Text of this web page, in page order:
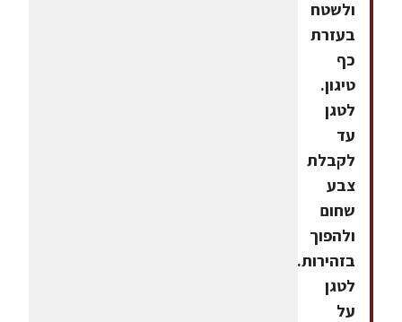
ולשטח
בעזרת
כף
טיגון.
לטגן
עד
לקבלת
צבע
שחום
ולהפוך
בזהירות.
לטגן
על